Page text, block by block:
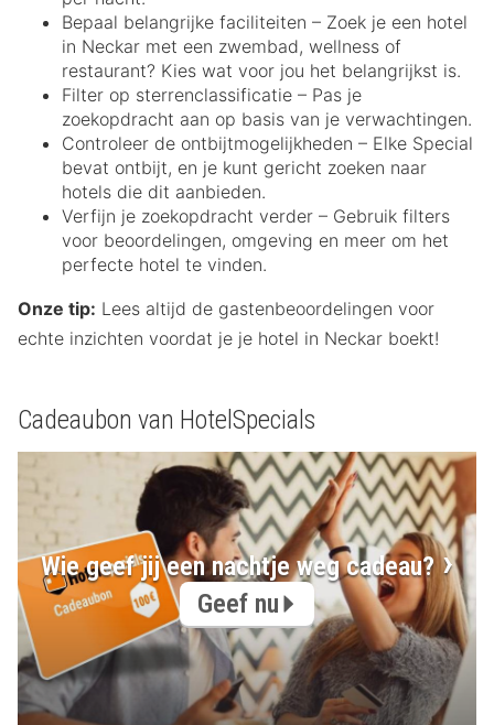
Bepaal belangrijke faciliteiten – Zoek je een hotel
in Neckar met een zwembad, wellness of
restaurant? Kies wat voor jou het belangrijkst is.
Filter op sterrenclassificatie – Pas je
zoekopdracht aan op basis van je verwachtingen.
Controleer de ontbijtmogelijkheden – Elke Special
bevat ontbijt, en je kunt gericht zoeken naar
hotels die dit aanbieden.
Verfijn je zoekopdracht verder – Gebruik filters
voor beoordelingen, omgeving en meer om het
perfecte hotel te vinden.
Onze tip: Lees altijd de gastenbeoordelingen voor
echte inzichten voordat je je hotel in Neckar boekt!
Cadeaubon van HotelSpecials
Wie geef jij een nachtje weg cadeau?
Geef nu